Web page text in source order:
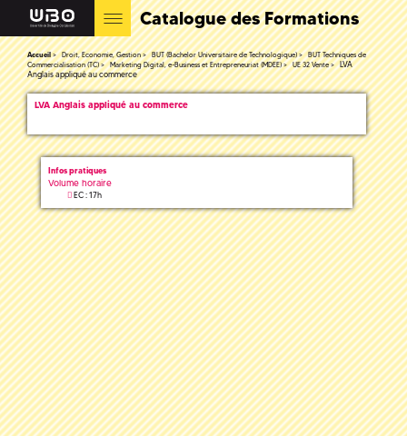
Catalogue des Formations
Accueil Droit, Economie, Gestion BUT (Bachelor Universitaire de Technologique)
BUT Techniques de
Commercialisation (TC)
Marketing Digital, e-Business et Entrepreneuriat (MDEE) UE 32 Vente
LVA
Anglais appliqué au commerce
LVA Anglais appliqué au commerce
Infos pratiques
Volume horaire
EC : 17h